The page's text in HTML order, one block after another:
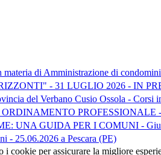
di Amministrazione di
- 31 LUGLIO 2026 - IN
del Verbano Cusio Ossola - Corsi
PROFESSIONALE
UNA GUIDA PER I COMUNI -
25.06.2026 a Pescara (PE)
cookie per assicurare la migliore